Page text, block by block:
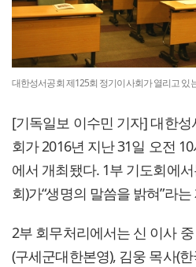
대한성서공회 제125회 정기이사회가 열리고 있
[기독일보 이수민 기자] 대한
회가 2016년 지난 31일 오전
에서 개최됐다. 1부 기도회에
회)가“생명의 말씀을 밝혀”라
2부 회무처리에서는 신 이사
(구세군대한본영), 김웅 목사(